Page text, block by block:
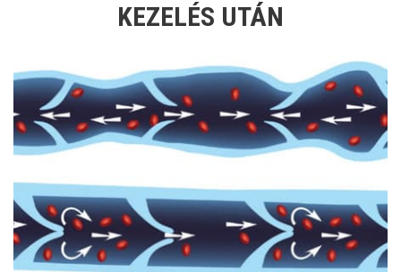
KEZELÉS UTÁN